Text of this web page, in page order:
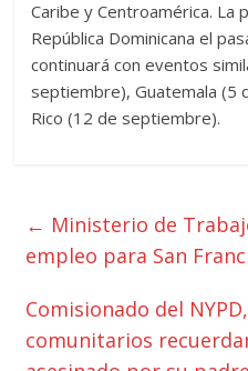
Caribe y Centroamérica. La
República Dominicana el
continuará con eventos
septiembre), Guatemala (5
Rico (12 de septiembre).
← Ministerio de
empleo para San
Comisionado del
comunitarios